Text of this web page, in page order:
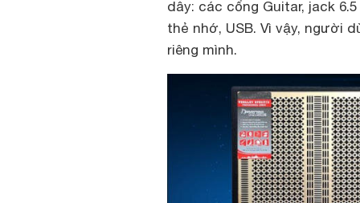
dây: các cổng Guitar, jack
thẻ nhớ, USB. Vì vậy, người
riêng mình.